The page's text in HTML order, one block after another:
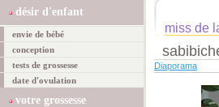
désir d'enfant
envie de bébé
conception
tests de grossesse
date d'ovulation
votre grossesse
miss de
Diaporama